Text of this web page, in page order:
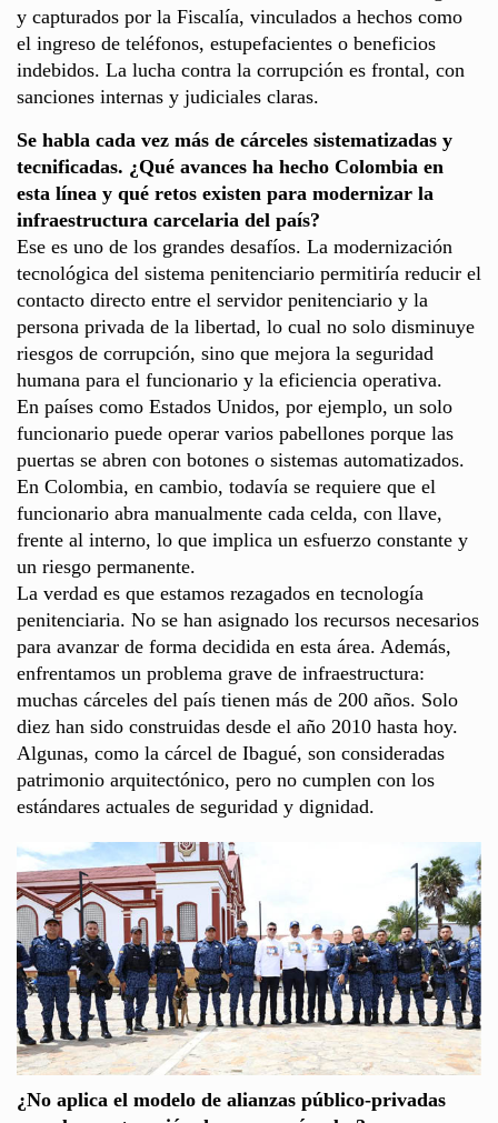
y capturados por la Fiscalía, vinculados a hechos como
el ingreso de teléfonos, estupefacientes o beneficios
indebidos. La lucha contra la corrupción es frontal, con
sanciones internas y judiciales claras.
Se habla cada vez más de cárceles sistematizadas y
tecnificadas. ¿Qué avances ha hecho Colombia en
esta línea y qué retos existen para modernizar la
infraestructura carcelaria del país?
Ese es uno de los grandes desafíos. La modernización
tecnológica del sistema penitenciario permitiría reducir el
contacto directo entre el servidor penitenciario y la
persona privada de la libertad, lo cual no solo disminuye
riesgos de corrupción, sino que mejora la seguridad
humana para el funcionario y la eficiencia operativa.
En países como Estados Unidos, por ejemplo, un solo
funcionario puede operar varios pabellones porque las
puertas se abren con botones o sistemas automatizados.
En Colombia, en cambio, todavía se requiere que el
funcionario abra manualmente cada celda, con llave,
frente al interno, lo que implica un esfuerzo constante y
un riesgo permanente.
La verdad es que estamos rezagados en tecnología
penitenciaria. No se han asignado los recursos necesarios
para avanzar de forma decidida en esta área. Además,
enfrentamos un problema grave de infraestructura:
muchas cárceles del país tienen más de 200 años. Solo
diez han sido construidas desde el año 2010 hasta hoy.
Algunas, como la cárcel de Ibagué, son consideradas
patrimonio arquitectónico, pero no cumplen con los
estándares actuales de seguridad y dignidad.
¿No aplica el modelo de alianzas público-privadas